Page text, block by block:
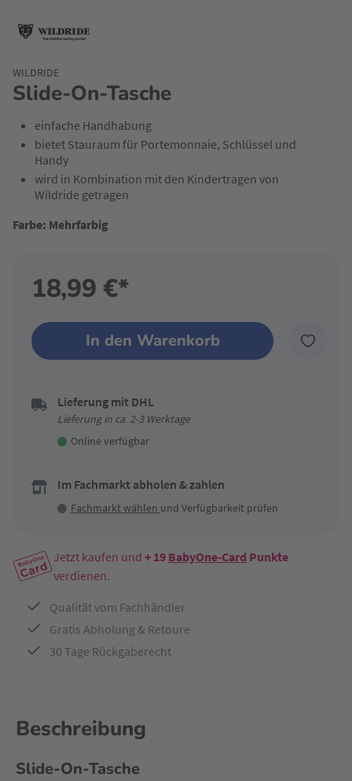
Slide-On-Tasche
WILDRIDE
einfache Handhabung
bietet Stauraum für Portemonnaie, Schlüssel und
Handy
wird in Kombination mit den Kindertragen von
Wildride getragen
Farbe: Mehrfarbig
18,99 €*
In den Warenkorb
Lieferung mit DHL
Lieferung in ca. 2-3 Werktage
Online verfügbar
Im Fachmarkt abholen & zahlen
Fachmarkt wählen und Verfügbarkeit prüfen
Jetzt kaufen und + 19 BabyOne-Card Punkte
verdienen.
Qualität vom Fachhändler
Gratis Abholung & Retoure
30 Tage Rückgaberecht
Beschreibung
Slide-On-Tasche